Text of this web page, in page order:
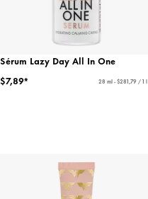
Sérum Lazy Day All In One
$7,89*
28 ml - $281,79 / 1 l